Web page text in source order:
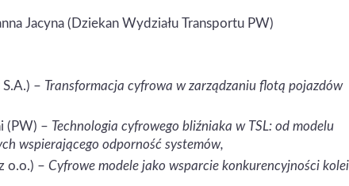
Jacyna (Dziekan Wydziału Transportu PW)
– Transformacja cyfrowa w zarządzaniu flotą pojazdów
(PW) – Technologia cyfrowego bliźniaka w TSL: od modelu
wspierającego odporność systemów,
o.o.) – Cyfrowe modele jako wsparcie konkurencyjności kolei